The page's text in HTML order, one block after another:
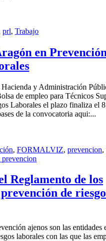
prl, Trabajo
en
y Administración
de empleo para Técnicos
Laborales el plazo finaliza el
de la convocatoria aqui:...
, FORMALVIZ, prevencion,
Reglamento de los
de
ajenos son las entidades
laborales con las que las